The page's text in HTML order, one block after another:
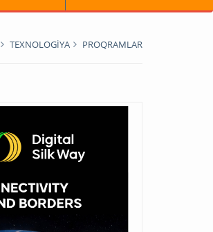
TEXNOLOGİYA PROQRAMLAR